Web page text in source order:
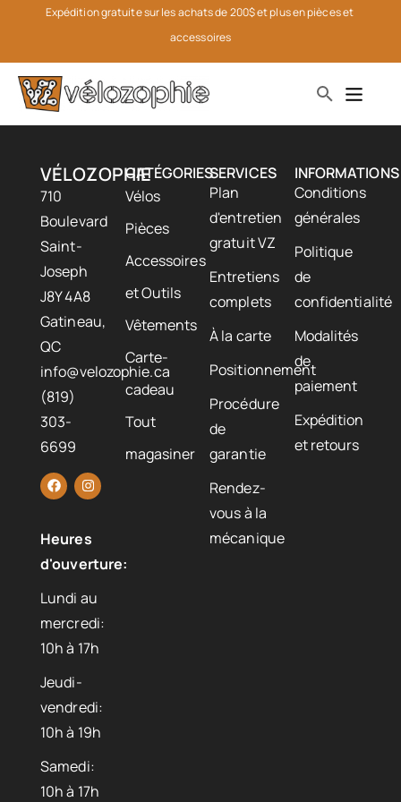
Expédition gratuite sur les achats de 200$ et plus en pièces et
accessoires
VÉLOZOPHIE
710
Boulevard
Saint-
Joseph
J8Y 4A8
Gatineau,
QC
info@velozophie.ca
(819)
303-
6699
Heures
d'ouverture:
Lundi au
mercredi:
10h à 17h
Jeudi-
vendredi:
10h à 19h
Samedi:
10h à 17h
CATÉGORIES
Vélos
Pièces
Accessoires
et Outils
Vêtements
Carte-
cadeau
Tout
magasiner
SERVICES
Plan
d'entretien
gratuit VZ
Entretiens
complets
À la carte
Positionnement
Procédure
de
garantie
Rendez-
vous à la
mécanique
INFORMATIONS
Conditions
générales
Politique
de
confidentialité
Modalités
de
paiement
Expédition
et retours